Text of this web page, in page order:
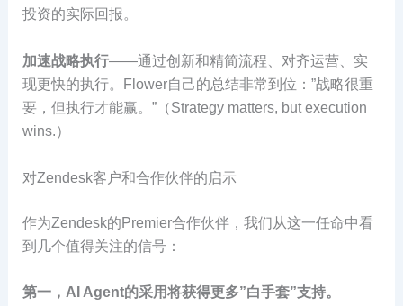
投资的实际回报。
加速战略执行——通过创新和精简流程、对齐运营、实
现更快的执行。Flower自己的总结非常到位：”战略很重
要，但执行才能赢。”（Strategy matters, but execution
wins.）
对Zendesk客户和合作伙伴的启示
作为Zendesk的Premier合作伙伴，我们从这一任命中看
到几个值得关注的信号：
第一，AI Agent的采用将获得更多”白手套”支持。